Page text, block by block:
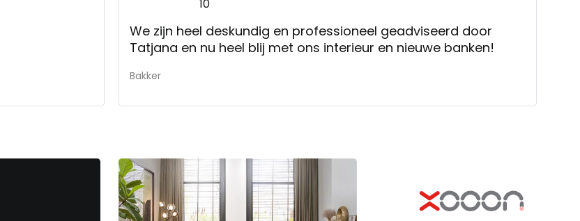
10
We zijn heel deskundig en professioneel geadviseerd door
Tatjana en nu heel blij met ons interieur en nieuwe banken!
Bakker